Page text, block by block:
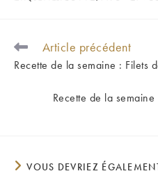
READ
MORE
ARTICLES
Article précédent
Recette de la semaine : Filets
Recette de la
VOUS DEVRIEZ